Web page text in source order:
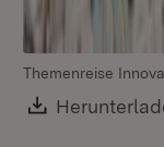
Themenreise
Download: